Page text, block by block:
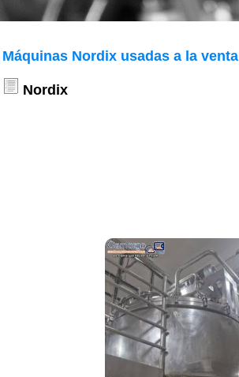
Máquinas Nordix usadas a la venta
Nordix